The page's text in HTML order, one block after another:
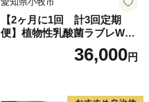
【2ヶ月に1回 計3回定期
便】植物性乳酸菌ラブレW
プレーン36本（計108本）
36,000円